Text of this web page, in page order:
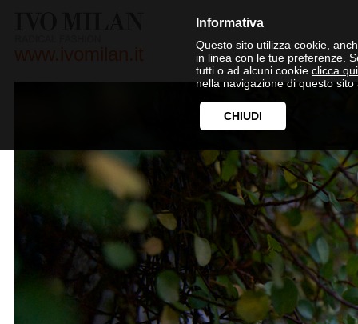
Informativa
Questo sito utilizza cookie,
in linea con le tue preferenze.
tutti o ad alcuni cookie clicca qui
nella navigazione di questo sito
CHIUDI